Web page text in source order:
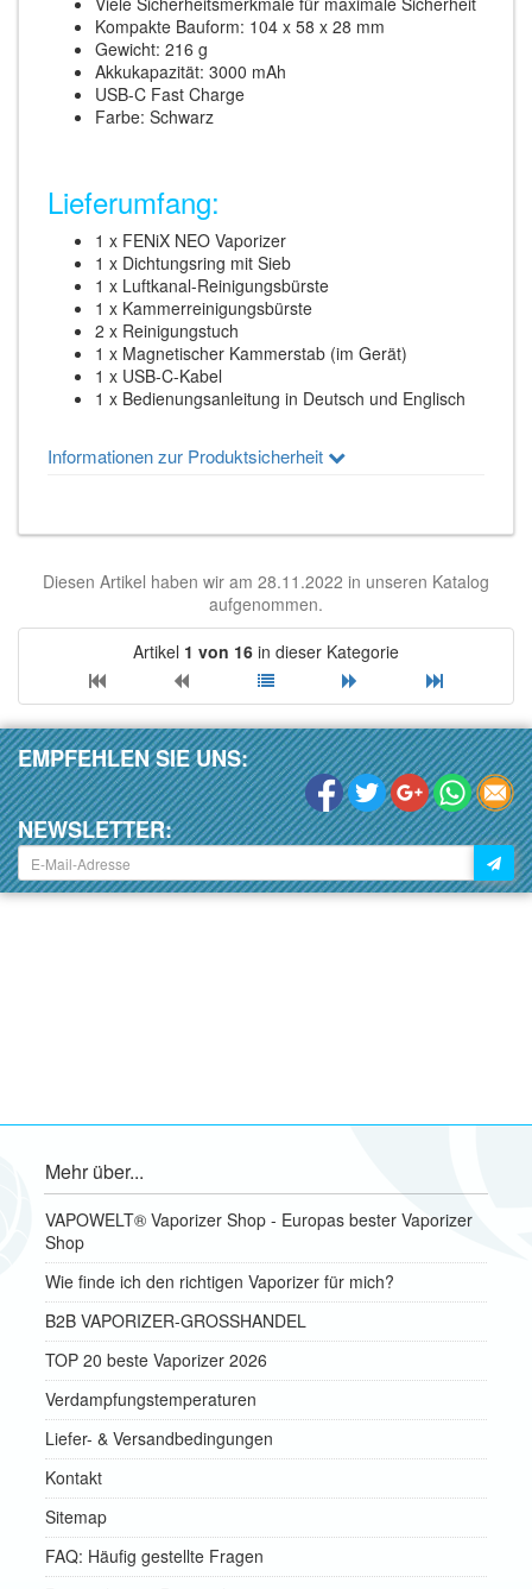
Kompakte Bauform: 104 x 58 x 28 mm
Gewicht: 216 g
Akkukapazität: 3000 mAh
USB-C Fast Charge
Farbe: Schwarz
Lieferumfang:
1 x FENiX NEO Vaporizer
1 x Dichtungsring mit Sieb
1 x Luftkanal-Reinigungsbürste
1 x Kammerreinigungsbürste
2 x Reinigungstuch
1 x Magnetischer Kammerstab (im Gerät)
1 x USB-C-Kabel
1 x Bedienungsanleitung in Deutsch und Englisch
Informationen zur Produktsicherheit
Diesen Artikel haben wir am 28.11.2022 in unseren Katalog
aufgenommen.
Artikel 1 von 16 in dieser Kategorie
EMPFEHLEN SIE UNS:
NEWSLETTER:
Mehr über...
VAPOWELT® Vaporizer Shop - Europas bester Vaporizer
Shop
Wie finde ich den richtigen Vaporizer für mich?
B2B VAPORIZER-GROSSHANDEL
TOP 20 beste Vaporizer 2026
Verdampfungstemperaturen
Liefer- & Versandbedingungen
Kontakt
Sitemap
FAQ: Häufig gestellte Fragen